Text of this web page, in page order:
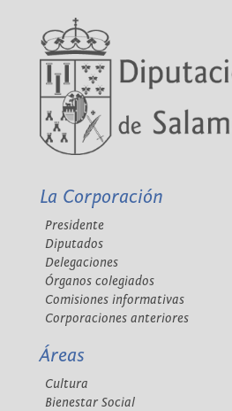
La Corporación
Presidente
Diputados
Delegaciones
Órganos colegiados
Comisiones informativas
Corporaciones anteriores
Áreas
Cultura
Bienestar Social